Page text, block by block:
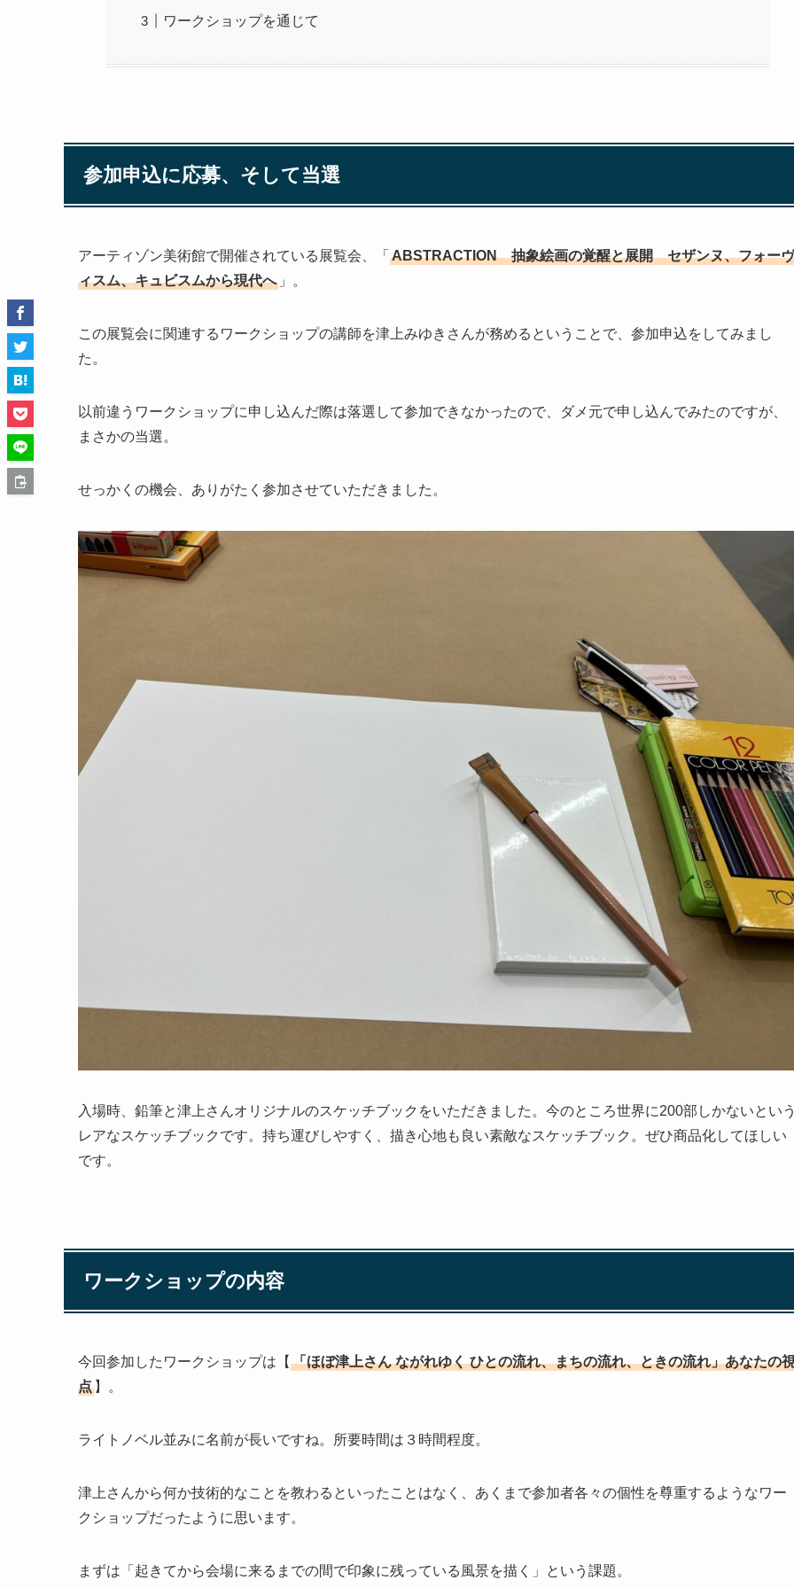
ワークショップを通じて
参加申込に応募、そして当選
アーティゾン美術館で開催されている展覧会、「 ABSTRACTION 抽象絵画の覚醒と展開 セザンヌ、フォーヴ
ィスム、キュビスムから現代へ 」。
この展覧会に関連するワークショップの講師を津上みゆきさんが務めるということで、参加申込をしてみまし
た。
以前違うワークショップに申し込んだ際は落選して参加できなかったので、ダメ元で申し込んでみたのですが、
まさかの当選。
せっかくの機会、ありがたく参加させていただきました。
入場時、鉛筆と津上さんオリジナルのスケッチブックをいただきました。今のところ世界に200部しかないとい
レアなスケッチブックです。持ち運びしやすく、描き心地も良い素敵なスケッチブック。ぜひ商品化してほしい
です。
ワークショップの内容
今回参加したワークショップは【 「ほぼ津上さん ながれゆく ひとの流れ、まちの流れ、ときの流れ」あなたの
点 】。
ライトノベル並みに名前が長いですね。所要時間は３時間程度。
津上さんから何か技術的なことを教わるといったことはなく、あくまで参加者各々の個性を尊重するようなワー
クショップだったように思います。
まずは「起きてから会場に来るまでの間で印象に残っている風景を描く」という課題。